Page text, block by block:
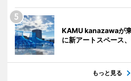
KAMU kanazawaが
に新アートスペース
もっと見る